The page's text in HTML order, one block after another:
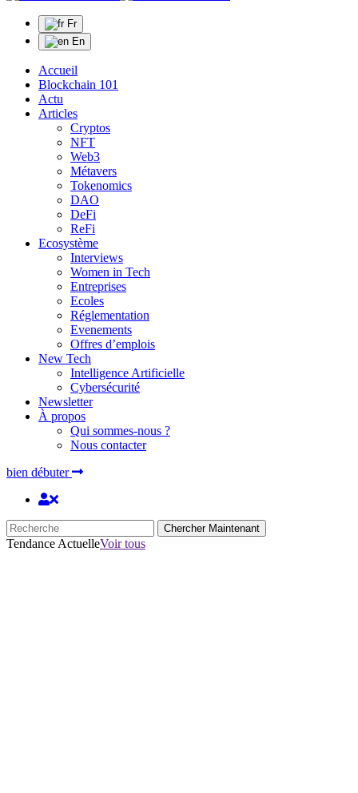
Fr
En
Accueil
Blockchain 101
Actu
Articles
Cryptos
NFT
Web3
Métavers
Tokenomics
DAO
DeFi
ReFi
Ecosystème
Interviews
Women in Tech
Entreprises
Ecoles
Réglementation
Evenements
Offres d’emplois
New Tech
Intelligence Artificielle
Cybersécurité
Newsletter
À propos
Qui sommes-nous ?
Nous contacter
bien débuter
Chercher Maintenant
Tendance ActuelleVoir tous